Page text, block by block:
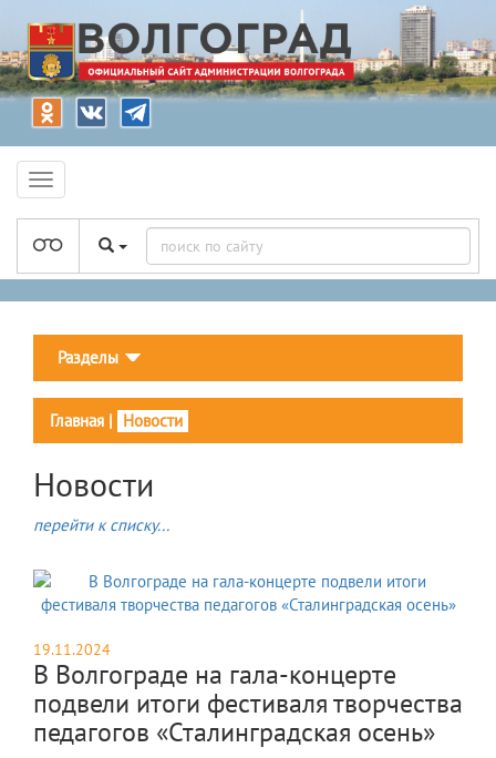
Разделы
Главная | Новости
Новости
перейти к списку...
19.11.2024
В Волгограде на гала-концерте
подвели итоги фестиваля творчества
педагогов «Сталинградская осень»